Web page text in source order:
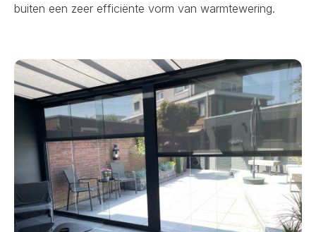
buiten een zeer efficiënte vorm van warmtewering.